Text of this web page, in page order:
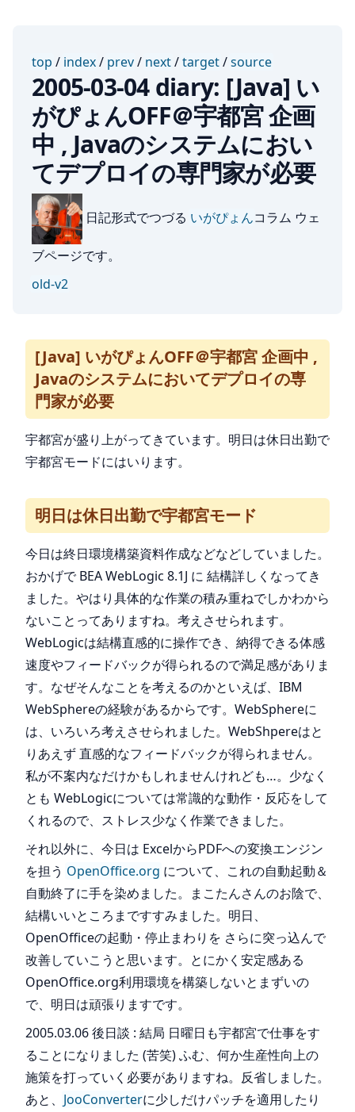
top / index/ prev/ next/target/source
2005-03-04 diary: [Java] い
がぴょんOFF＠宇都宮 企画
中 , Javaのシステムにおい
てデプロイの専門家が必要
日記形式でつづる いがぴょんコラム ウェ
ブページです。
old-v2
[Java] いがぴょんOFF＠宇都宮 企画中 ,
Javaのシステムにおいてデプロイの専
門家が必要
宇都宮が盛り上がってきています。明日は休日出勤で
宇都宮モードにはいります。
明日は休日出勤で宇都宮モード
今日は終日環境構築資料作成などなどしていました。
おかげで BEA WebLogic 8.1J に 結構詳しくなってき
ました。やはり具体的な作業の積み重ねでしかわから
ないことってありますね。考えさせられます。
WebLogicは結構直感的に操作でき、納得できる体感
速度やフィードバックが得られるので満足感がありま
す。なぜそんなことを考えるのかといえば、IBM
WebSphereの経験があるからです。WebSphereに
は、いろいろ考えさせられました。WebShpereはと
りあえず 直感的なフィードバックが得られません。
私が不案内なだけかもしれませんけれども…。少なく
とも WebLogicについては常識的な動作・反応をして
くれるので、ストレス少なく作業できました。
それ以外に、今日は ExcelからPDFへの変換エンジン
を担う OpenOffice.org について、これの自動起動＆
自動終了に手を染めました。まこたんさんのお陰で、
結構いいところまですすみました。明日、
OpenOfficeの起動・停止まわりを さらに突っ込んで
改善していこうと思います。とにかく安定感ある
OpenOffice.org利用環境を構築しないとまずいの
で、明日は頑張りますです。
2005.03.06 後日談 : 結局 日曜日も宇都宮で仕事をす
ることになりました (苦笑) ふむ、何か生産性向上の
施策を打っていく必要がありますね。反省しました。
あと、 JooConverterに少しだけパッチを適用したり